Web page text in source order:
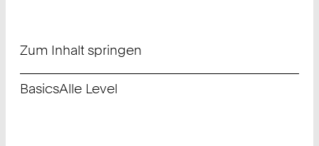
Zum Inhalt springen
BasicsAlle Level